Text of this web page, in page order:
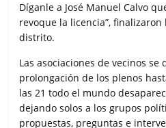
Díganle a José Manuel Calvo
revoque la licencia”,
distrito.
Las asociaciones de vecinos
prolongación de los plenos
las 21 todo el mundo
dejando solos a los grupos
propuestas, preguntas e